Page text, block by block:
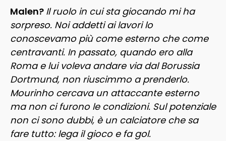
Malen? Il ruolo in cui sta giocando mi ha
sorpreso. Noi addetti ai lavori lo
conoscevamo più come esterno che come
centravanti. In passato, quando ero alla
Roma e lui voleva andare via dal Borussia
Dortmund, non riuscimmo a prenderlo.
Mourinho cercava un attaccante esterno
ma non ci furono le condizioni. Sul potenziale
non ci sono dubbi, è un calciatore che sa
fare tutto: lega il gioco e fa gol.